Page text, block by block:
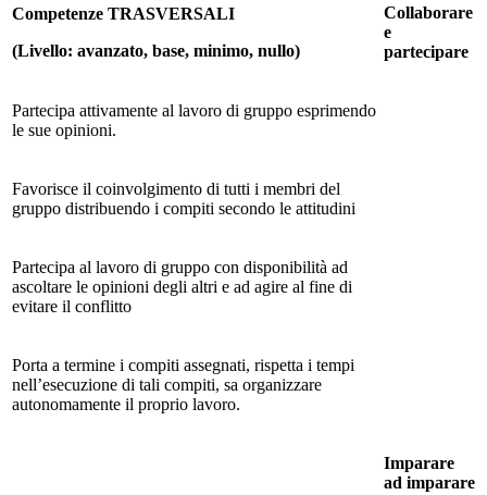
Competenze TRASVERSALI
(Livello: avanzato, base, minimo, nullo)
Collaborare
e
partecipare
Partecipa attivamente al lavoro di gruppo esprimendo
le sue opinioni.
Favorisce il coinvolgimento di tutti i membri del
gruppo distribuendo i compiti secondo le attitudini
Partecipa al lavoro di gruppo con disponibilità ad
ascoltare le opinioni degli altri e ad agire al fine di
evitare il conflitto
Porta a termine i compiti assegnati, rispetta i tempi
nell’esecuzione di tali compiti, sa organizzare
autonomamente il proprio lavoro.
Imparare
ad imparare